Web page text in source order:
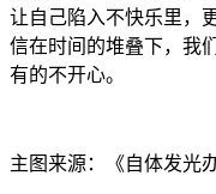
让自己陷入不快乐里，
信在时间的堆叠下，我
有的不开心。
主图来源：《自体发光